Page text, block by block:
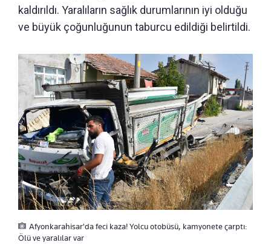
kaldırıldı. Yaralıların sağlık durumlarının iyi olduğu
ve büyük çoğunluğunun taburcu edildiği belirtildi.
Afyonkarahisar'da feci kaza! Yolcu otobüsü, kamyonete çarptı:
Ölü ve yaralılar var